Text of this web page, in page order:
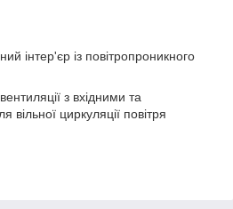
інтер'єр із повітропроникного
з вхідними та
вільної циркуляції повітря